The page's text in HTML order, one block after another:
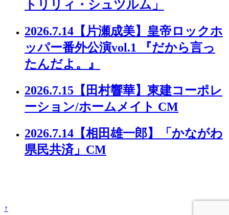
トリリィ・シュツルム」
2026.7.14 【片瀬成美】皇帝ロックホ
ッパー番外公演vol.1 『だから言っ
たんだよ。』
2026.7.15 【田村響華】東建コーポレ
ーション/ホームメイト CM
2026.7.14 【相田雄一郎】「かながわ
県民共済」CM
↑